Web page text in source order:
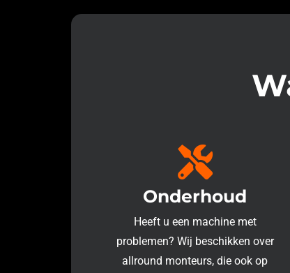
Onderhoud
Heeft u een machine met
problemen? Wij beschikken over
allround monteurs, die ook op